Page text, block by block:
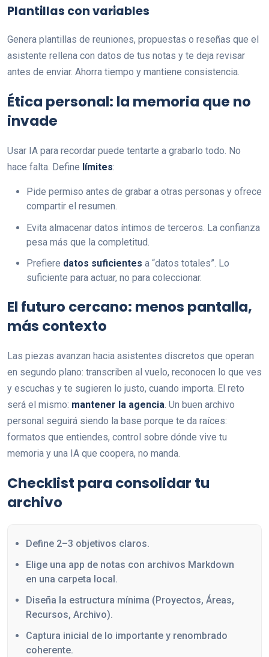
Plantillas con variables
Genera plantillas de reuniones, propuestas o reseñas que el
asistente rellena con datos de tus notas y te deja revisar
antes de enviar. Ahorra tiempo y mantiene consistencia.
Ética personal: la memoria que no
invade
Usar IA para recordar puede tentarte a grabarlo todo. No
hace falta. Define límites:
Pide permiso antes de grabar a otras personas y ofrece
compartir el resumen.
Evita almacenar datos íntimos de terceros. La confianza
pesa más que la completitud.
Prefiere datos suficientes a “datos totales”. Lo
suficiente para actuar, no para coleccionar.
El futuro cercano: menos pantalla,
más contexto
Las piezas avanzan hacia asistentes discretos que operan
en segundo plano: transcriben al vuelo, reconocen lo que ves
y escuchas y te sugieren lo justo, cuando importa. El reto
será el mismo: mantener la agencia. Un buen archivo
personal seguirá siendo la base porque te da raíces:
formatos que entiendes, control sobre dónde vive tu
memoria y una IA que coopera, no manda.
Checklist para consolidar tu
archivo
Define 2–3 objetivos claros.
Elige una app de notas con archivos Markdown
en una carpeta local.
Diseña la estructura mínima (Proyectos, Áreas,
Recursos, Archivo).
Captura inicial de lo importante y renombrado
coherente.